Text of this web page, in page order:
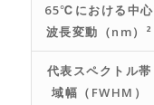
65℃における中心
波長変動（nm）²
代表スペクトル帯
域幅（FWHM）